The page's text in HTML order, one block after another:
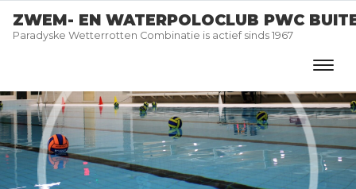
ZWEM- EN WATERPOLOCLUB PWC
Paradyske Wetterrotten Combinatie is actief sinds 1967